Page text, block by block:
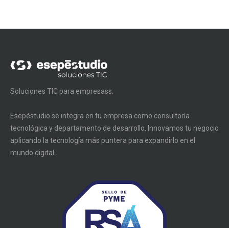
Soluciones TIC para empresass.
Esepéstudio se integra en tu empresa como consultoría
tecnológica y departamento de desarrollo. Innovamos tu negocio
aplicando la tecnología más puntera para expandirlo en el
mundo digital.